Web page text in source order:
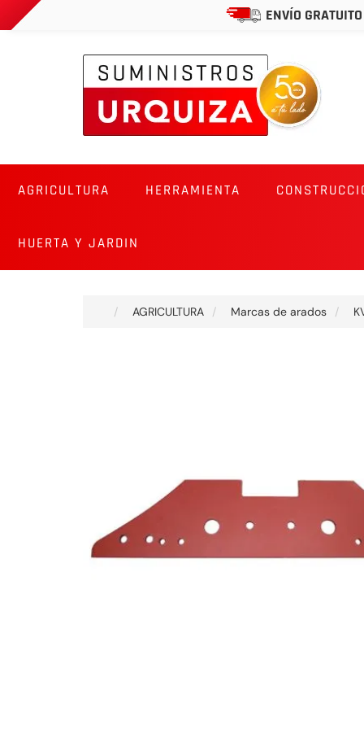
ENVÍO GRATUITO
AGRICULTURA HERRAMIENTA
HUERTA Y JARDIN
AGRICULTURA Marcas de arados